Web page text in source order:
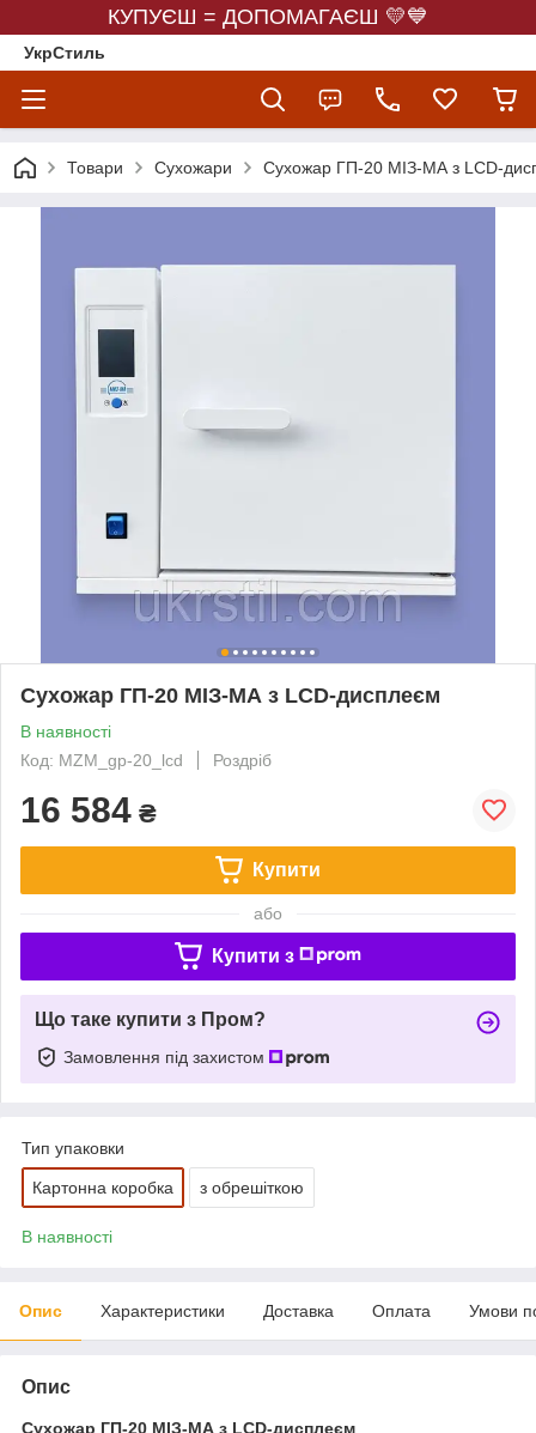
КУПУЄШ = ДОПОМАГАЄШ 💛💙
УкрСтиль
Товари Сухожари Сухожар ГП-20 МІЗ-МА з LCD-
Сухожар ГП-20 МІЗ-МА з LCD-дисплеєм
В наявності
Код: MZM_gp-20_lcd
Роздріб
16 584 ₴
Купити
або
Купити з
Що таке купити з Пром?
Замовлення під захистом
Тип упаковки
Картонна коробка з обрешіткою
В наявності
Опис Характеристики Доставка Оплата Умови
Опис
Сухожар ГП-20 МІЗ-МА з LCD-дисплеєм